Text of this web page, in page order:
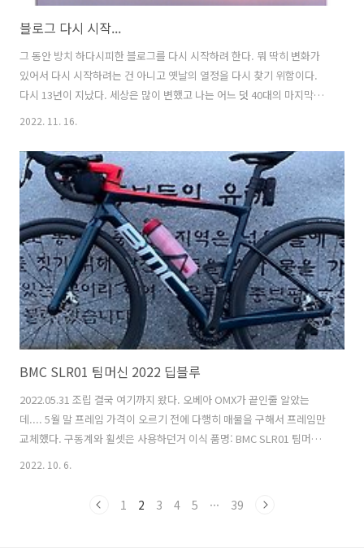
블로그 다시 시작...
그 동안 방치 하다시피한 블로그를 다시 시작하려 한다. 뭐 딱히 변화가
있어서 다시 시작하려는 건 아니고 옛날의 열정을 다시 찾기 위함이다.
다시 13년이 지났다. 세상은 많이 변했고 나는 어느 덧 40대의 마지막을
바라본다. 39살에 미국 자전거 횡단을 갔던게 얼마 되지 않은 것 같은데
궁이에 다시 불을 지필 수 있을지는 모르지만... 시도는 해보자. 내 인생
을 누가 대신 살아주지 않으니 말이다. 내 인생의 주인공은 나니까 좀더
자존감 있게 세상을 바라보자. 작은 꿈이 있다면 10년 전에 행했던 미국
자전거 여행을 다시 한 번 도전해 보고 싶다. 그 꿈이 꼭 이루어지길.. 바
라며 좀더 적극적인 삶을 위해 노력하겠다.
2022. 11. 16.
BMC SLR01 팀머신 2022 딥블루
2022.05.31 조립 결국 여기까지 왔다. 오베아 OMX가 끝인줄 알았는
데.... 5월 말 프레임 가격이 오르기 전에 다행히 매물을 구해서 프레임만
교체했다. 구동계와 휠셋은 사용하던거 이식 품명: BMC SLR01 팀머신
2022. 10. 6.
1 2 3 4 5 ··· 39